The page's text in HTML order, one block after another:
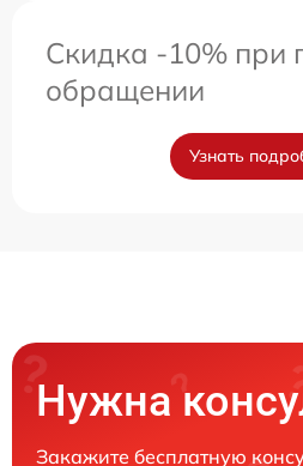
Скидка -10% при
обращении
Узнать
Нужна
Закажите бесплатную